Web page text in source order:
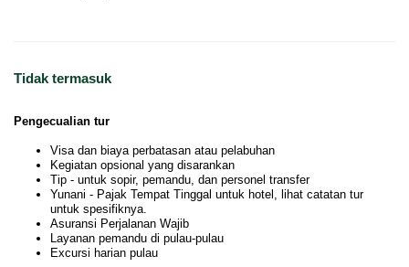
Tidak termasuk
Pengecualian tur
Visa dan biaya perbatasan atau pelabuhan
Kegiatan opsional yang disarankan
Tip - untuk sopir, pemandu, dan personel transfer
Yunani - Pajak Tempat Tinggal untuk hotel, lihat catatan tur
untuk spesifiknya.
Asuransi Perjalanan Wajib
Layanan pemandu di pulau-pulau
Excursi harian pulau